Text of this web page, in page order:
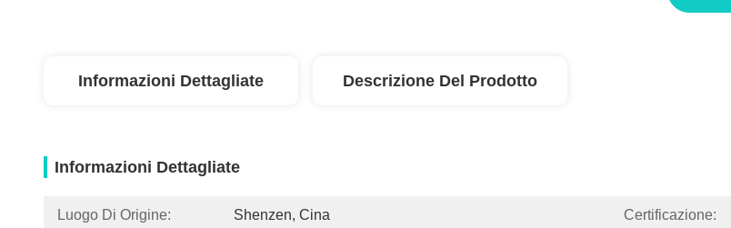
Informazioni Dettagliate Descrizione Del Prodotto
Informazioni Dettagliate
Luogo Di Origine: Shenzen, Cina Certificazione: